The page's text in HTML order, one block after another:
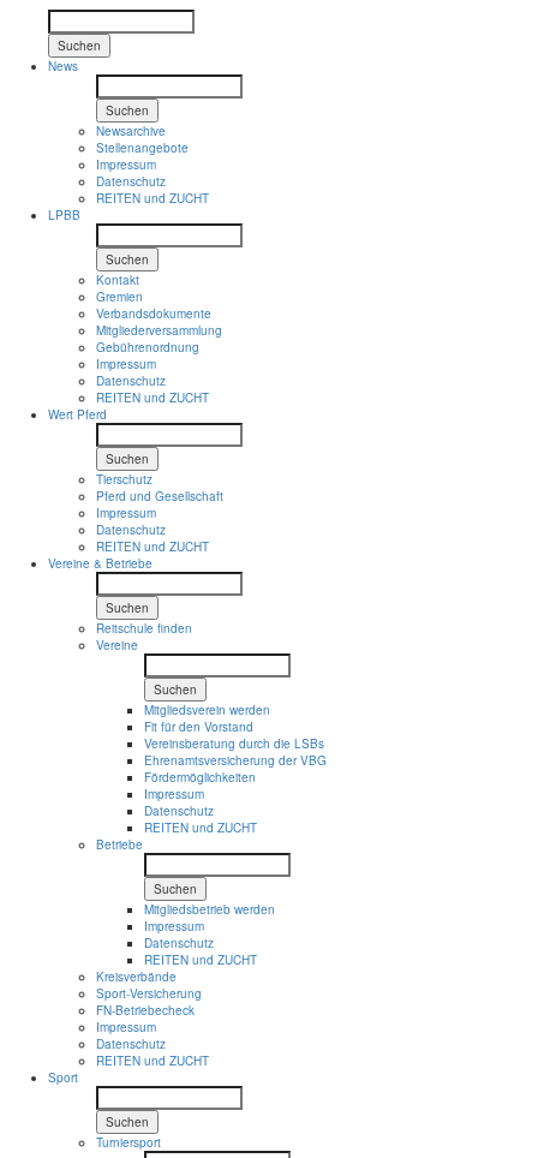
Suchen
News
Suchen
Newsarchive
Stellenangebote
Impressum
Datenschutz
REITEN und ZUCHT
LPBB
Suchen
Kontakt
Gremien
Verbandsdokumente
Mitgliederversammlung
Gebührenordnung
Impressum
Datenschutz
REITEN und ZUCHT
Wert Pferd
Suchen
Tierschutz
Pferd und Gesellschaft
Impressum
Datenschutz
REITEN und ZUCHT
Vereine & Betriebe
Suchen
Reitschule finden
Vereine
Suchen
Mitgliedsverein werden
Fit für den Vorstand
Vereinsberatung durch die LSBs
Ehrenamtsversicherung der VBG
Fördermöglichkeiten
Impressum
Datenschutz
REITEN und ZUCHT
Betriebe
Suchen
Mitgliedsbetrieb werden
Impressum
Datenschutz
REITEN und ZUCHT
Kreisverbände
Sport-Versicherung
FN-Betriebecheck
Impressum
Datenschutz
REITEN und ZUCHT
Sport
Suchen
Turniersport